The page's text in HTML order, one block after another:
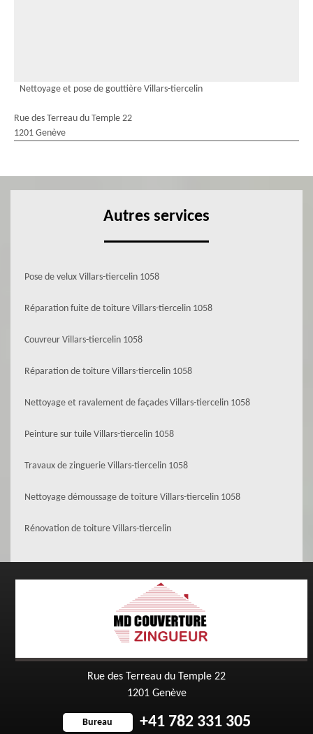
Nettoyage et pose de gouttière Villars-tiercelin
Rue des Terreau du Temple 22
1201 Genève
Autres services
Pose de velux Villars-tiercelin 1058
Réparation fuite de toiture Villars-tiercelin 1058
Couvreur Villars-tiercelin 1058
Réparation de toiture Villars-tiercelin 1058
Nettoyage et ravalement de façades Villars-tiercelin 1058
Peinture sur tuile Villars-tiercelin 1058
Travaux de zinguerie Villars-tiercelin 1058
Nettoyage démoussage de toiture Villars-tiercelin 1058
Rénovation de toiture Villars-tiercelin
Rue des Terreau du Temple 22
1201 Genève
Bureau +41 782 331 305